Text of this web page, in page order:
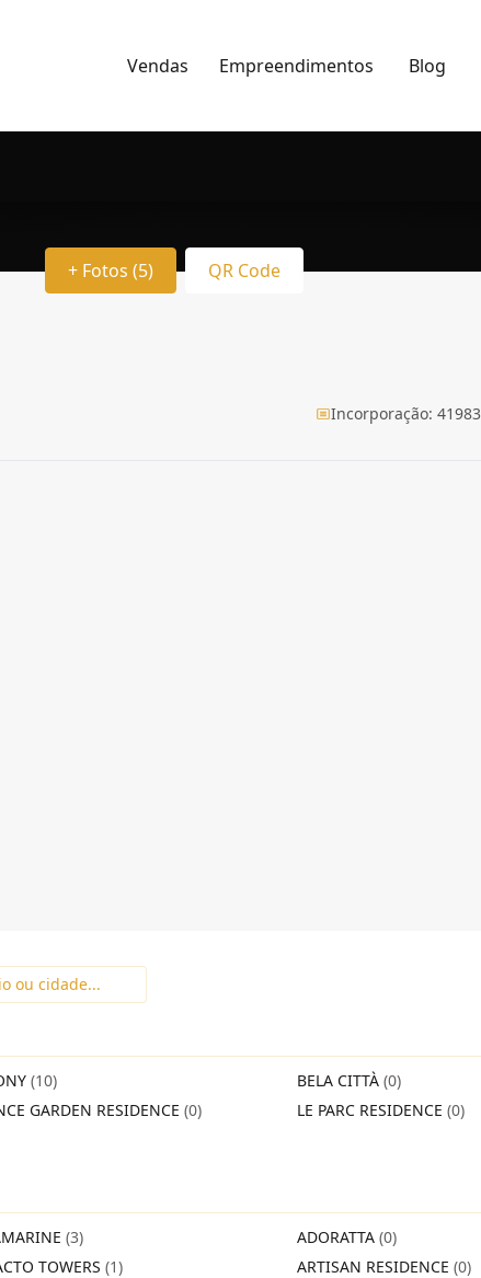
Vendas Empreendimentos Blog
+ Fotos (5) QR Code
Incorporação: 41983
(10) BELA CITTÀ (0)
GARDEN RESIDENCE (0) LE PARC RESIDENCE (0)
(3) ADORATTA (0)
TOWERS (1) ARTISAN RESIDENCE (0)